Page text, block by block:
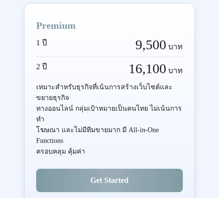
Premium
1 ปี 9,500 บาท
2 ปี 16,100 บาท
เหมาะสำหรับธุรกิจที่เน้นการสร้างเว็บไซต์และ
ขยายธุรกิจ
ทางออนไลน์ กลุ่มเป้าหมายเป็นคนไทย ไม่เน้นการ
ทำ
โฆษณา และไม่มีทีมขายมาก มี All-in-One
Functions
ครอบคลุม คุ้มค่า
Get Started